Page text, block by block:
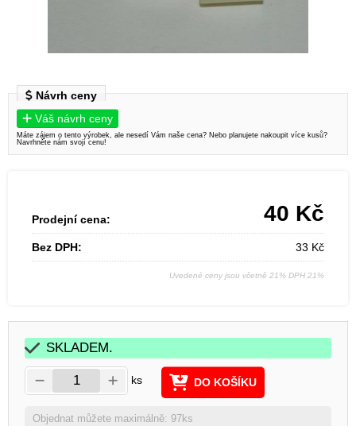
Návrh ceny
Váš návrh ceny
Máte zájem o tento výrobek, ale nesedí Vám naše cena? Nebo planujete nakoupit více kusů?
Navrhněte nám svojí cenu!
Prodejní cena: 40 Kč
Bez DPH: 33 Kč
Uvedené ceny jsou včetně 21% DPH 21%
SKLADEM.
ks DO KOŠÍKU
Objednat můžete maximálně: 97ks